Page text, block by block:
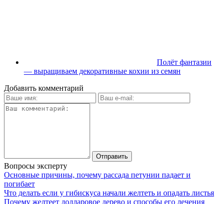
Полёт фантазии
— выращиваем декоративные кохии из семян
Добавить комментарий
Вопросы эксперту
Основные причины, почему рассада петунии падает и
погибает
Что делать если у гибискуса начали желтеть и опадать листья
Почему желтеет долларовое дерево и способы его лечения